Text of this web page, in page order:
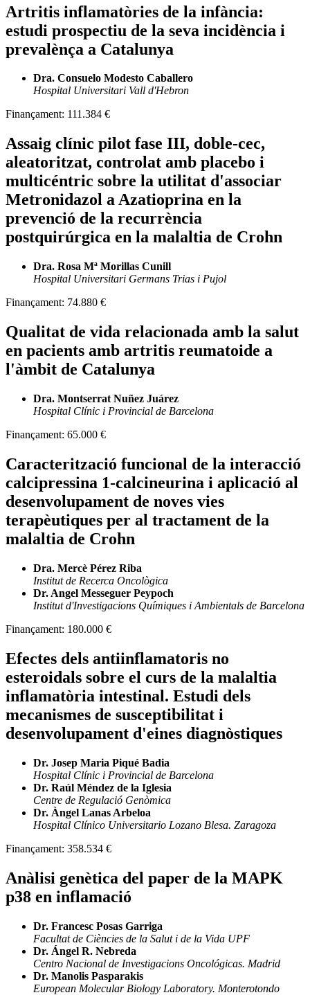
Artritis inflamatòries de la infància:
estudi prospectiu de la seva incidència i
prevalènça a Catalunya
Dra. Consuelo Modesto Caballero
Hospital Universitari Vall d'Hebron
Finançament: 111.384 €
Assaig clínic pilot fase III, doble-cec,
aleatoritzat, controlat amb placebo i
multicéntric sobre la utilitat d'associar
Metronidazol a Azatioprina en la
prevenció de la recurrència
postquirúrgica en la malaltia de Crohn
Dra. Rosa Mª Morillas Cunill
Hospital Universitari Germans Trias i Pujol
Finançament: 74.880 €
Qualitat de vida relacionada amb la salut
en pacients amb artritis reumatoide a
l'àmbit de Catalunya
Dra. Montserrat Nuñez Juárez
Hospital Clínic i Provincial de Barcelona
Finançament: 65.000 €
Caracterització funcional de la interacció
calcipressina 1-calcineurina i aplicació al
desenvolupament de noves vies
terapèutiques per al tractament de la
malaltia de Crohn
Dra. Mercè Pérez Riba
Institut de Recerca Oncològica
Dr. Angel Messeguer Peypoch
Institut d'Investigacions Químiques i Ambientals de Barcelona
Finançament: 180.000 €
Efectes dels antiinflamatoris no
esteroidals sobre el curs de la malaltia
inflamatòria intestinal. Estudi dels
mecanismes de susceptibilitat i
desenvolupament d'eines diagnòstiques
Dr. Josep Maria Piqué Badia
Hospital Clínic i Provincial de Barcelona
Dr. Raúl Méndez de la Iglesia
Centre de Regulació Genòmica
Dr. Àngel Lanas Arbeloa
Hospital Clínico Universitario Lozano Blesa. Zaragoza
Finançament: 358.534 €
Anàlisi genètica del paper de la MAPK
p38 en inflamació
Dr. Francesc Posas Garriga
Facultat de Ciències de la Salut i de la Vida UPF
Dr. Ángel R. Nebreda
Centro Nacional de Investigacions Oncológicas. Madrid
Dr. Manolis Pasparakis
European Molecular Biology Laboratory. Monterotondo